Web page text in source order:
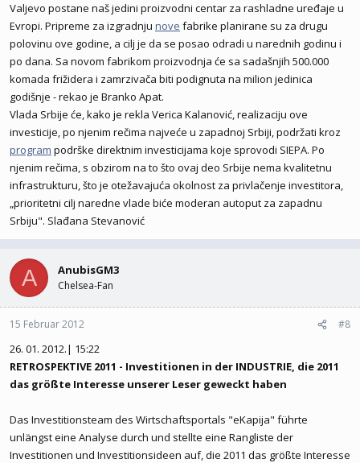
Valjevo postane naš jedini proizvodni centar za rashladne uređaje u
Evropi. Pripreme za izgradnju nove fabrike planirane su za drugu
polovinu ove godine, a cilj je da se posao odradi u narednih godinu i
po dana. Sa novom fabrikom proizvodnja će sa sadašnjih 500.000
komada frižidera i zamrzivača biti podignuta na milion jedinica
godišnje - rekao je Branko Apat.
Vlada Srbije će, kako je rekla Verica Kalanović, realizaciju ove
investicije, po njenim rečima najveće u zapadnoj Srbiji, podržati kroz
program podrške direktnim investicijama koje sprovodi SIEPA. Po
njenim rečima, s obzirom na to što ovaj deo Srbije nema kvalitetnu
infrastrukturu, što je otežavajuća okolnost za privlačenje investitora,
„prioritetni cilj naredne vlade biće moderan autoput za zapadnu
Srbiju". Slađana Stevanović
A AnubisGM3
Chelsea-Fan
15 Februar 2012 #8
26. 01. 2012.| 15:22
RETROSPEKTIVE 2011 - Investitionen in der INDUSTRIE, die 2011
das größte Interesse unserer Leser geweckt haben
Das Investitionsteam des Wirtschaftsportals "eKapija" führte
unlängst eine Analyse durch und stellte eine Rangliste der
Investitionen und Investitionsideen auf, die 2011 das größte Interesse